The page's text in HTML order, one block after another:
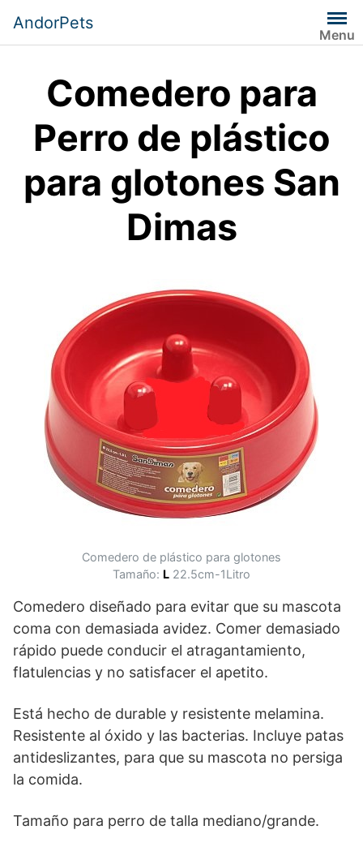
contenido
AndorPets
Menu
Comedero para
Perro de plástico
para glotones San
Dimas
Comedero de plástico para glotones
Tamaño: L 22.5cm-1Litro
Comedero diseñado para evitar que su mascota
coma con demasiada avidez. Comer demasiado
rápido puede conducir el atragantamiento,
flatulencias y no satisfacer el apetito.
Está hecho de durable y resistente melamina.
Resistente al óxido y las bacterias. Incluye patas
antideslizantes, para que su mascota no persiga
la comida.
Tamaño para perro de talla mediano/grande.